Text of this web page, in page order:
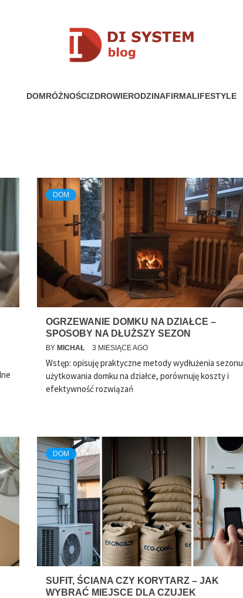
DOMRÓŻNOŚCIZDROWIERODZINAFIRMALIFESTYLE
DOM
OGRZEWANIE DOMKU NA DZIAŁCE –
SPOSOBY NA DŁUŻSZY SEZON
BY MICHAŁ 3 MIESIĄCE AGO
Wstęp: opisuję praktyczne metody wydłużenia sezonu
użytkowania domku na działce, porównuję koszty i
efektywność rozwiązań
DOM
SUFIT, ŚCIANA CZY KORYTARZ – JAK
WYBRAĆ MIEJSCE DLA CZUJEK